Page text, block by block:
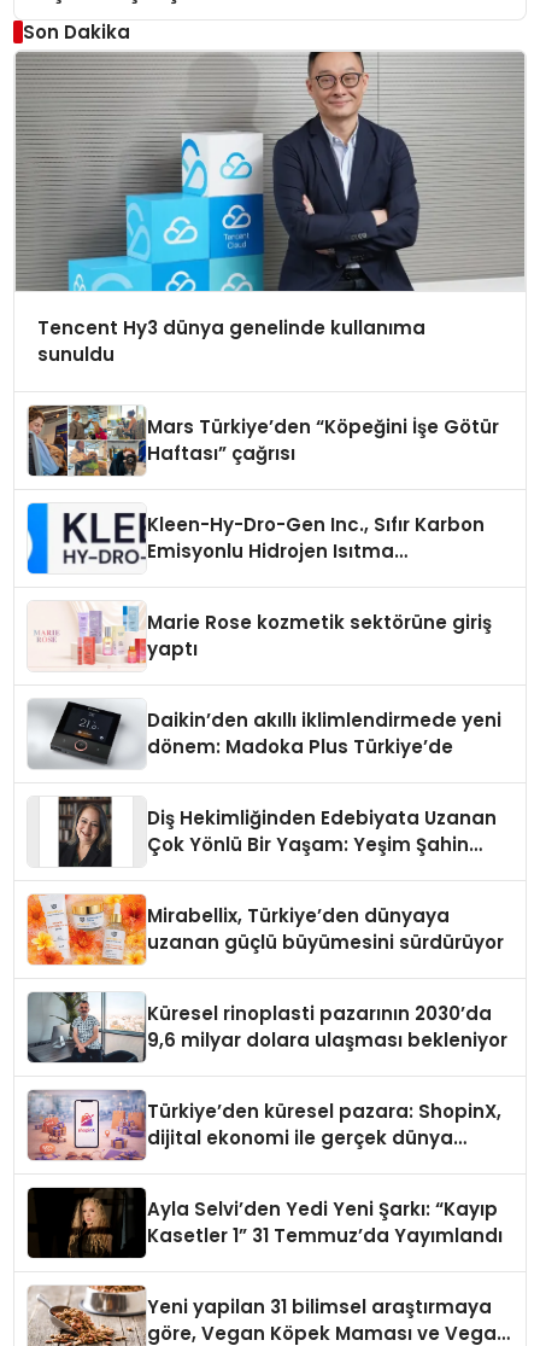
Son Dakika
Tencent Hy3 dünya genelinde kullanıma
sunuldu
Mars Türkiye’den “Köpeğini İşe Götür
Haftası” çağrısı
Kleen-Hy-Dro-Gen Inc., Sıfır Karbon
Emisyonlu Hidrojen Isıtma
Marie Rose kozmetik sektörüne giriş
yaptı
Daikin’den akıllı iklimlendirmede yeni
dönem: Madoka Plus Türkiye’de
Diş Hekimliğinden Edebiyata Uzanan
Çok Yönlü Bir Yaşam: Yeşim Şahin
Mirabellix, Türkiye’den dünyaya
uzanan güçlü büyümesini sürdürüyor
Küresel rinoplasti pazarının 2030’da
9,6 milyar dolara ulaşması bekleniyor
Türkiye’den küresel pazara: ShopinX,
dijital ekonomi ile gerçek dünya
Ayla Selvi’den Yedi Yeni Şarkı: “Kayıp
Kasetler 1” 31 Temmuz’da Yayımlandı
Yeni yapilan 31 bilimsel araştırmaya
göre, Vegan Köpek Maması ve Vegan